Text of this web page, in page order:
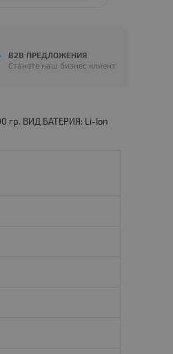
B2B ПРЕДЛОЖЕНИЯ
Станете наш бизнес клиент
гр. ВИД БАТЕРИЯ: Li-Ion